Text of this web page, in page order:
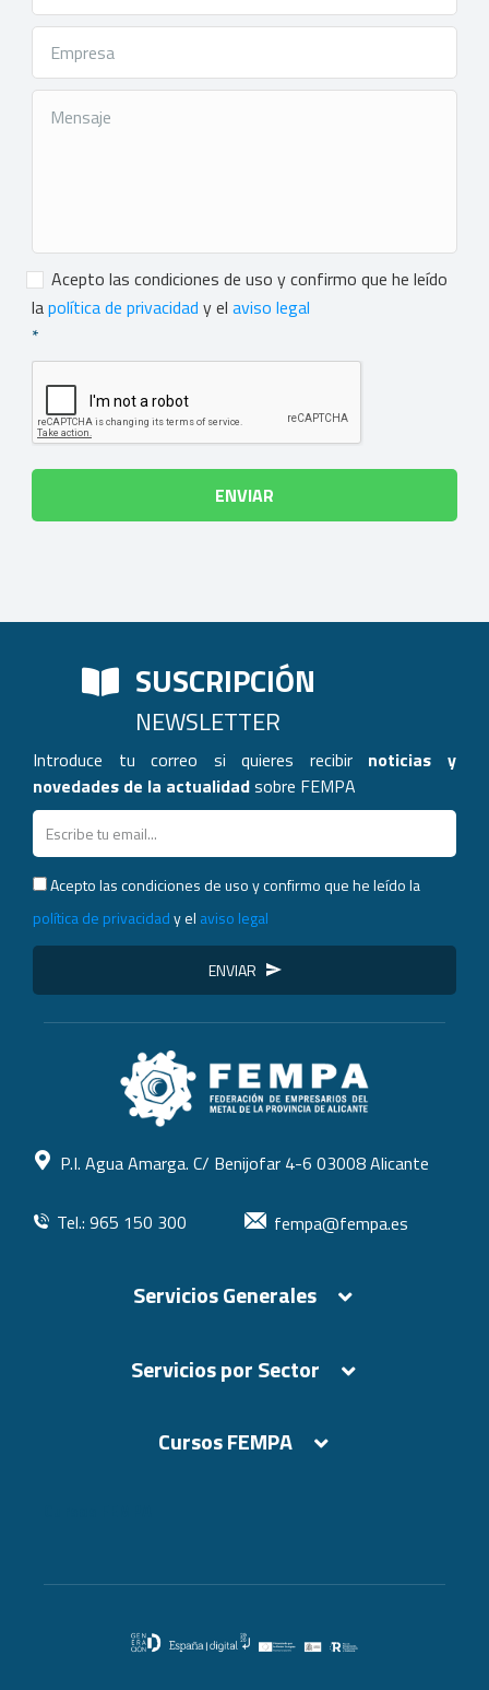
Consentimiento*
Acepto las condiciones de uso y confirmo que he leído
lapolítica de privacidad y el aviso legal
*
SUSCRIPCIÓN
NEWSLETTER
Introduce tu correo si quieres recibir noticias y
novedades de la actualidadsobre FEMPA
Acepto las condiciones de uso y confirmo que he leído la
política de privacidady el aviso legal
ENVIAR
P.I. Agua Amarga. C/ Benijofar 4-6 03008 Alicante
Tel.: 965 150 300 fempa@fempa.es
Servicios Generales
Servicios por Sector
Cursos FEMPA